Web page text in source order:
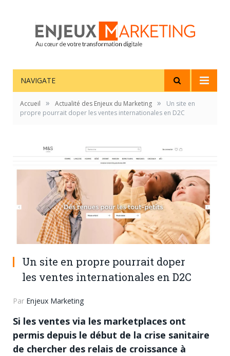
NAVIGATE
Accueil » Actualité des Enjeux du Marketing »
Un site en
propre pourrait doper les ventes internationales en D2C
Un site en propre pourrait doper
les ventes internationales en D2C
Par Enjeux Marketing
Si les ventes via les marketplaces ont
permis depuis le début de la crise sanitaire
de chercher des relais de croissance à